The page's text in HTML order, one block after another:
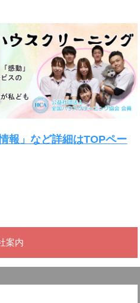
報」など詳細はTOPペー
案内